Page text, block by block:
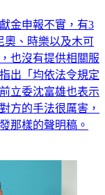
金申報不實，有3
奧、時樂以及木可
也沒有提供相關服
出「均依法令規定
立委沈富雄也表示
方的手法很厲害，
那樣的聲明稿。